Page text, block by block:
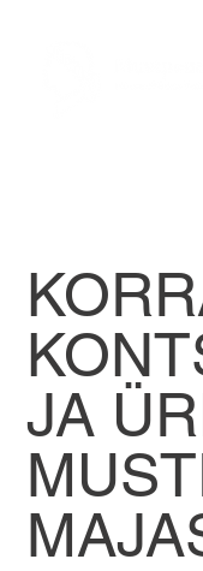
JA